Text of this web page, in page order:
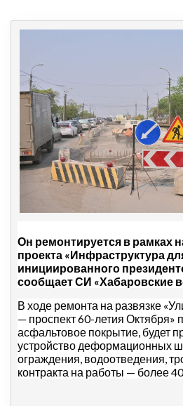
Он ремонтируется в рамках
проекта «Инфраструктура
инициированного
сообщает СИ «Хабаровские
В ходе ремонта на развязке
— проспект 60-летия Октября»
асфальтовое покрытие, будет
устройство деформационных
ограждения, водоотведения,
контракта на работы — более